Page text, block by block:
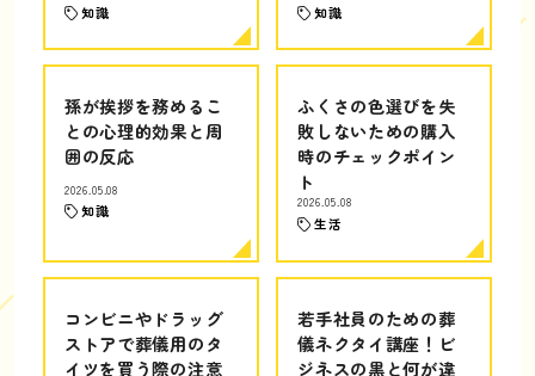
知識 知識
孫が挨拶を務めるこ
との心理的効果と周
囲の反応
2026.05.08
知識
ふくさの色選びを失
敗しないための購入
時のチェックポイン
ト
2026.05.08
生活
コンビニやドラッグ
ストアで葬儀用のタ
イツを買う際の注意
若手社員のための葬
儀ネクタイ講座！ビ
ジネスの黒と何が違